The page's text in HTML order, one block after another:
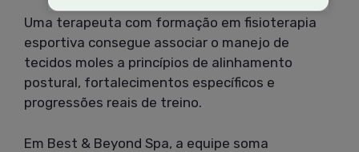
Uma terapeuta com formação em fisioterapia
esportiva consegue associar o manejo de
tecidos moles a princípios de alinhamento
postural, fortalecimentos específicos e
progressões reais de treino.
Em Best & Beyond Spa, a equipe soma